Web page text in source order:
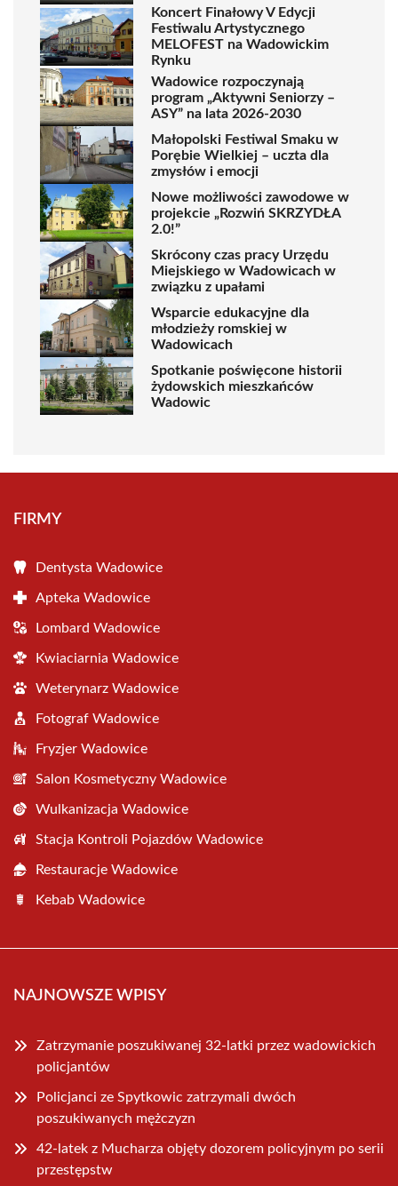
Koncert Finałowy V Edycji
Festiwalu Artystycznego
MELOFEST na Wadowickim
Rynku
Wadowice rozpoczynają
program „Aktywni Seniorzy –
ASY” na lata 2026-2030
Małopolski Festiwal Smaku w
Porębie Wielkiej – uczta dla
zmysłów i emocji
Nowe możliwości zawodowe w
projekcie „Rozwiń SKRZYDŁA
2.0!”
Skrócony czas pracy Urzędu
Miejskiego w Wadowicach w
związku z upałami
Wsparcie edukacyjne dla
młodzieży romskiej w
Wadowicach
Spotkanie poświęcone historii
żydowskich mieszkańców
Wadowic
FIRMY
Dentysta Wadowice
Apteka Wadowice
Lombard Wadowice
Kwiaciarnia Wadowice
Weterynarz Wadowice
Fotograf Wadowice
Fryzjer Wadowice
Salon Kosmetyczny Wadowice
Wulkanizacja Wadowice
Stacja Kontroli Pojazdów Wadowice
Restauracje Wadowice
Kebab Wadowice
NAJNOWSZE WPISY
Zatrzymanie poszukiwanej 32-latki przez wadowickich
policjantów
Policjanci ze Spytkowic zatrzymali dwóch
poszukiwanych mężczyzn
42-latek z Mucharza objęty dozorem policyjnym po serii
przestępstw